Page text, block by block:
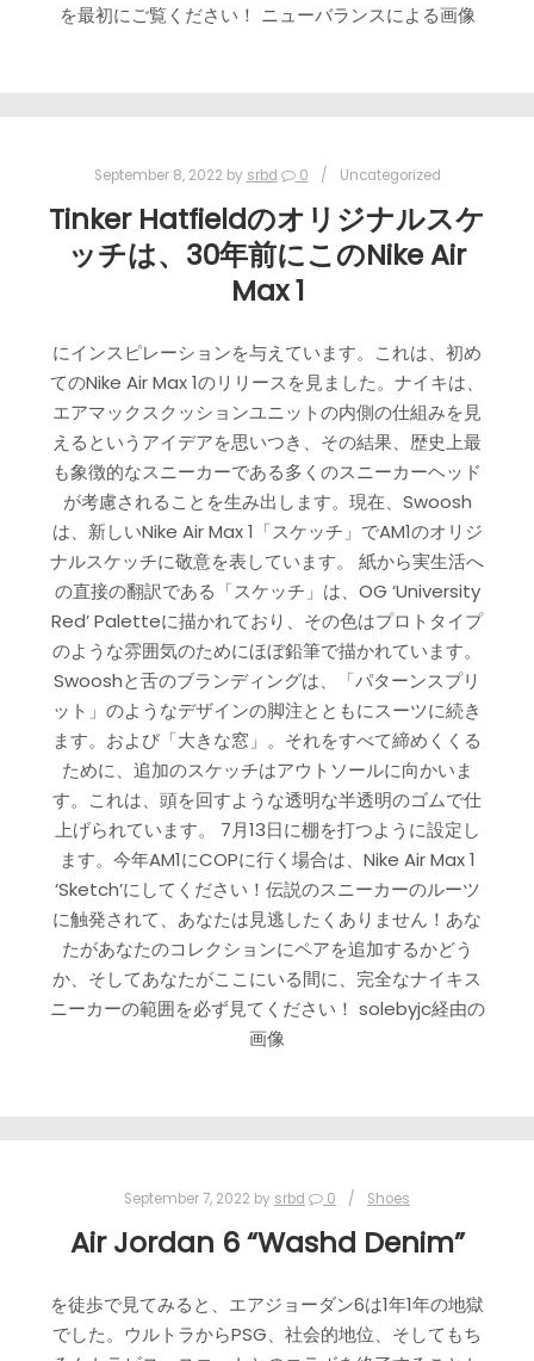
を最初にご覧ください！ ニューバランスによる画像
September 8, 2022 by srbd 0 Uncategorized
Tinker Hatfieldのオリジナルスケ
ッチは、30年前にこのNike Air
Max 1
にインスピレーションを与えています。これは、初め
てのNike Air Max 1のリリースを見ました。ナイキは、
エアマックスクッションユニットの内側の仕組みを見
えるというアイデアを思いつき、その結果、歴史上最
も象徴的なスニーカーである多くのスニーカーヘッド
が考慮されることを生み出します。現在、Swoosh
は、新しいNike Air Max 1「スケッチ」でAM1のオリジ
ナルスケッチに敬意を表しています。 紙から実生活へ
の直接の翻訳である「スケッチ」は、OG ‘University
Red’ Paletteに描かれており、その色はプロトタイプ
のような雰囲気のためにほぼ鉛筆で描かれています。
Swooshと舌のブランディングは、「パターンスプリ
ット」のようなデザインの脚注とともにスーツに続き
ます。および「大きな窓」。それをすべて締めくくる
ために、追加のスケッチはアウトソールに向かいま
す。これは、頭を回すような透明な半透明のゴムで仕
上げられています。 7月13日に棚を打つように設定し
ます。今年AM1にCOPに行く場合は、Nike Air Max 1
‘Sketch’にしてください！伝説のスニーカーのルーツ
に触発されて、あなたは見逃したくありません！あな
たがあなたのコレクションにペアを追加するかどう
か、そしてあなたがここにいる間に、完全なナイキス
ニーカーの範囲を必ず見てください！ solebyjc経由の
画像
September 7, 2022 by srbd 0 Shoes
Air Jordan 6 “Washd Denim”
を徒歩で見てみると、エアジョーダン6は1年1年の地獄
でした。ウルトラからPSG、社会的地位、そしてもち